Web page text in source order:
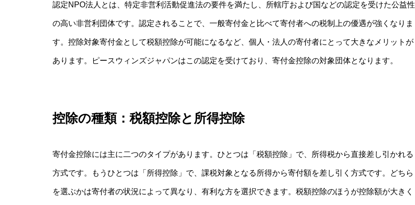
認定NPO法人とは、特定非営利活動促進法の要件を満たし、所轄庁および国などの認定を受けた公益性
の高い非営利団体です。認定されることで、一般寄付金と比べて寄付者への税制上の優遇が強くなりま
す。控除対象寄付金として税額控除が可能になるなど、個人・法人の寄付者にとって大きなメリットが
あります。ピースウィンズジャパンはこの認定を受けており、寄付金控除の対象団体となります。
控除の種類：税額控除と所得控除
寄付金控除には主に二つのタイプがあります。ひとつは「税額控除」で、所得税から直接差し引かれる
方式です。もうひとつは「所得控除」で、課税対象となる所得から寄付額を差し引く方式です。どちら
を選ぶかは寄付者の状況によって異なり、有利な方を選択できます。税額控除のほうが控除額が大きく